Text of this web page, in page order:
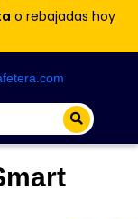
o rebajadas hoy